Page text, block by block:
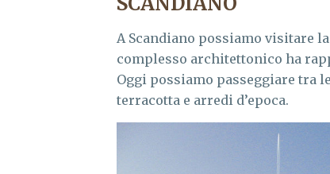
A Scandiano possiamo visitare
complesso architettonico ha
Oggi possiamo passeggiare tra
terracotta e arredi d’epoca.